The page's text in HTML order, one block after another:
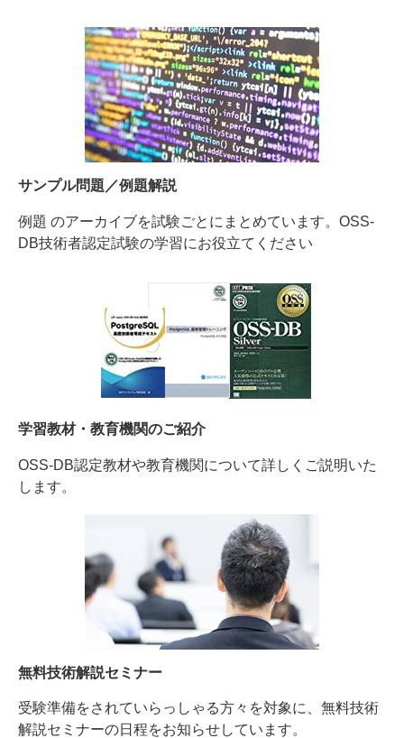
サンプル問題／例題解説
例題 のアーカイブを試験ごとにまとめています。OSS-
DB技術者認定試験の学習にお役立てください
学習教材・教育機関のご紹介
OSS-DB認定教材や教育機関について詳しくご説明いた
します。
無料技術解説セミナー
受験準備をされていらっしゃる方々を対象に、無料技術
解説セミナーの日程をお知らせしています。